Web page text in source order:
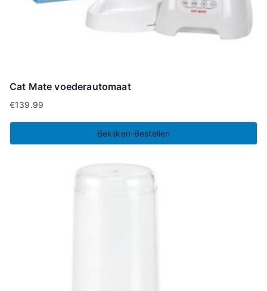
Cat Mate voederautomaat
€139.99
Bekijken-Bestellen